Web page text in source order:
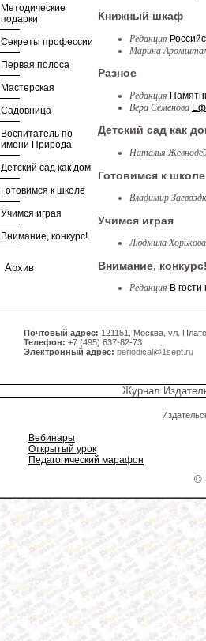
Методические
подарки
Секреты профессии
Первая полоса
Мастерская
Садовница
Воспитатель по
имени Природа
Детский сад как дом
Готовимся к школе
Учимся играя
Внимание, конкурс!
Архив
Книжный шкаф
Редакция
Марина
Разное
Редакция
Вера Семенова
Детский сад как
Наталья
Готовимся к школе
Владимир
Учимся играя
Людмила
Внимание,
Редакция В
Почтовый адрес: 121151, Москва, ул.
Телефон: +7 (495) 637-82-73
Электронный адрес: periodical@1sept.ru
Журнал
Вебинары
Открытый урок
Педагогический марафон
©